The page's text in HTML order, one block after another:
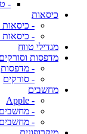
-
כיסאות
- כיסאות
- כיסאות
מגדילי טווח
מדפסות וסורקים
- מדפסות
- סורקים
מחשבים
- Apple
- מחשבים
- מחשבים